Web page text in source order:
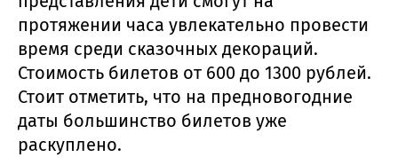
протяжении часа увлекательно провести
время среди сказочных декораций.
Стоимость билетов от 600 до 1300 рублей.
Стоит отметить, что на предновогодние
даты большинство билетов уже
раскуплено.